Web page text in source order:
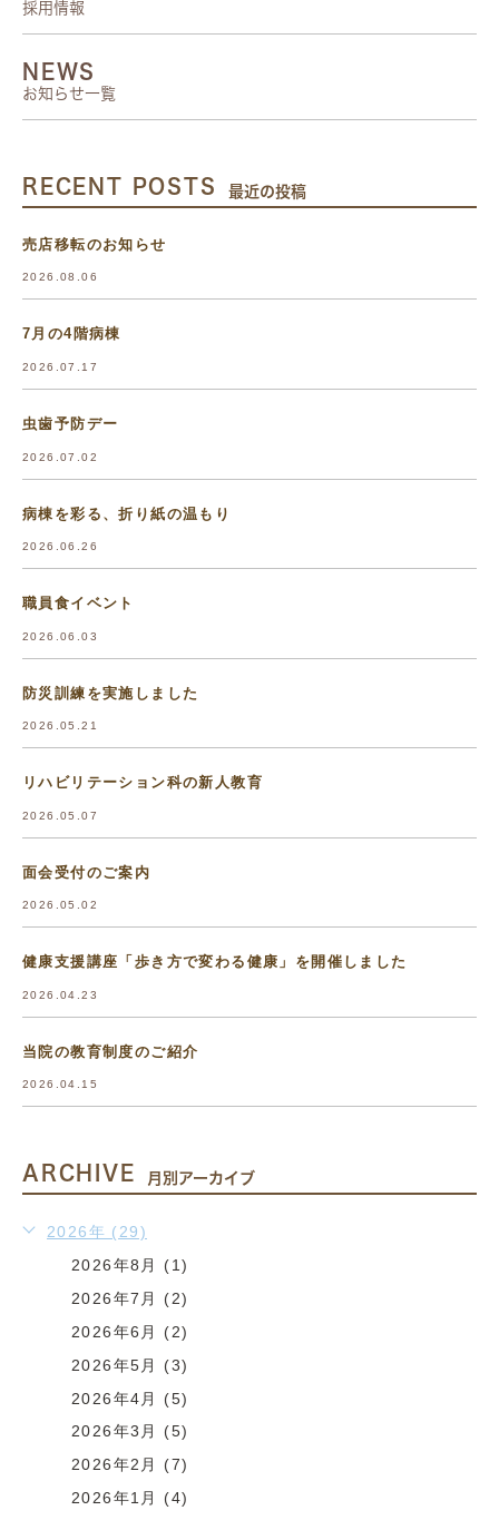
採用情報
NEWS
お知らせ一覧
RECENT POSTS 最近の投稿
売店移転のお知らせ
2026.08.06
7月の4階病棟
2026.07.17
虫歯予防デー
2026.07.02
病棟を彩る、折り紙の温もり
2026.06.26
職員食イベント
2026.06.03
防災訓練を実施しました
2026.05.21
リハビリテーション科の新人教育
2026.05.07
面会受付のご案内
2026.05.02
健康支援講座「歩き方で変わる健康」を開催しました
2026.04.23
当院の教育制度のご紹介
2026.04.15
ARCHIVE 月別アーカイブ
2026年 (29)
2026年8月 (1)
2026年7月 (2)
2026年6月 (2)
2026年5月 (3)
2026年4月 (5)
2026年3月 (5)
2026年2月 (7)
2026年1月 (4)